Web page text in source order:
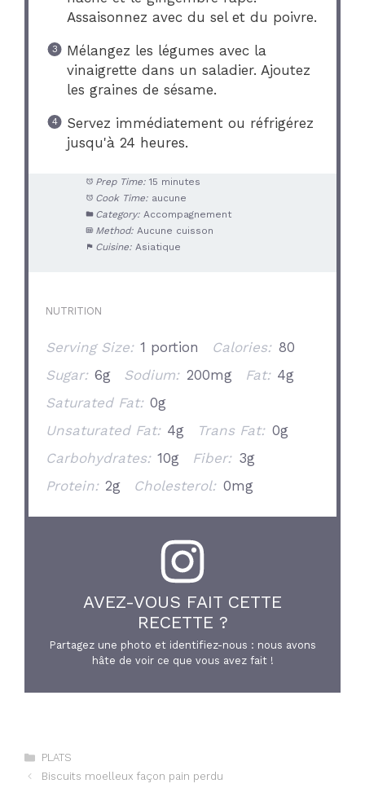
Assaisonnez avec du sel et du poivre.
Mélangez les légumes avec la
vinaigrette dans un saladier. Ajoutez
les graines de sésame.
Servez immédiatement ou réfrigérez
jusqu'à 24 heures.
Prep Time: 15 minutes
Cook Time: aucune
Category: Accompagnement
Method: Aucune cuisson
Cuisine: Asiatique
NUTRITION
Serving Size: 1 portion Calories: 80
Sugar: 6g Sodium: 200mg Fat: 4g
Saturated Fat: 0g
Unsaturated Fat: 4g Trans Fat: 0g
Carbohydrates: 10g Fiber: 3g
Protein: 2g Cholesterol: 0mg
AVEZ-VOUS FAIT CETTE
RECETTE ?
Partagez une photo et identifiez-nous : nous avons
hâte de voir ce que vous avez fait !
Catégories
PLATS
Biscuits moelleux façon pain perdu